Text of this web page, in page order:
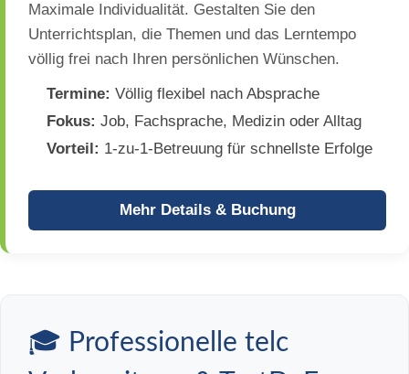
Maximale Individualität. Gestalten Sie den
Unterrichtsplan, die Themen und das Lerntempo
völlig frei nach Ihren persönlichen Wünschen.
Termine: Völlig flexibel nach Absprache
Fokus: Job, Fachsprache, Medizin oder Alltag
Vorteil: 1-zu-1-Betreuung für schnellste Erfolge
Mehr Details & Buchung
🎓 Professionelle telc